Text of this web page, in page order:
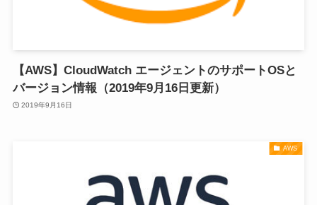
【AWS】CloudWatch エージェントのサポートOSと
バージョン情報（2019年9月16日更新）
2019年9月16日
AWS